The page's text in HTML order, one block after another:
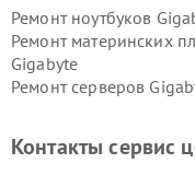
Ремонт ноутбуков
Ремонт материнских
Gigabyte
Ремонт серверов
Контакты сервис